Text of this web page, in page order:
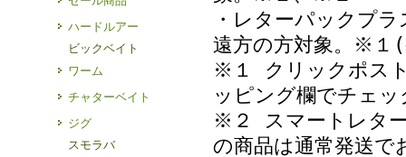
ハードルアー
ビックベイト
ワーム
チャターベイト
ジグ
スモラバ
・レターパックプ
遠方の方対象。※１
※１ クリックポス
ッピング欄でチェ
※２ スマートレタ
の商品は通常発送で